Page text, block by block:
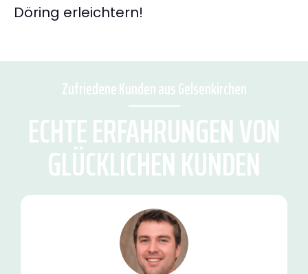
Döring erleichtern!
Zufriedene Kunden aus Gelsenkirchen
ECHTE ERFAHRUNGEN VON
GLÜCKLICHEN KUNDEN